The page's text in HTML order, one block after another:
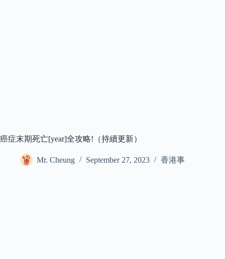
癌症末期死亡[year]全攻略!（持續更新）
Mr. Cheung September 27, 2023 香港事